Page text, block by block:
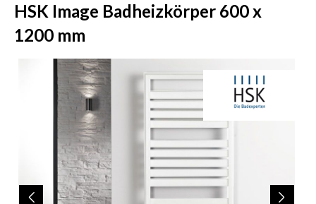
HSK Image Badheizkörper 600 x
1200 mm
Bildergalerie überspringen